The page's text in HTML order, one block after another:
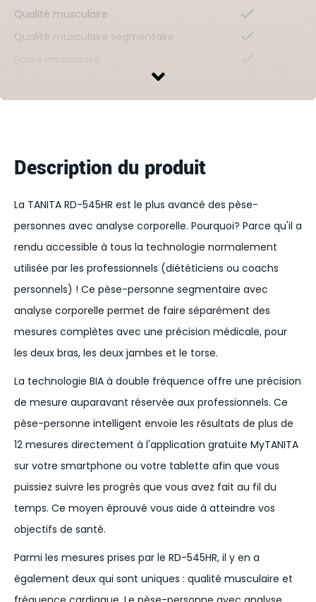
Qualité musculaire
Qualité musculaire segmentaire
Eau corporelle totale (TBW) %
Âge métabolique
Rythme cardiaque
Mesures pour les enfants
Spécifications
Couleur
Argent
Poids du produit
4kg
Capacité de poids maximale
200kg
Garantie
5 ans
Dimensions du produit
321x348x57mm
Matériel
Plastique
Langues du produit
EN, DE, FR, ES
Nombre de fréquences
100g(>100kg)
Source de courant
Description du produit
La TANITA RD-545HR est le plus avancé des pèse-
personnes avec analyse corporelle. Pourquoi? Parce qu'il a
rendu accessible à tous la technologie normalement
utilisée par les professionnels (diététiciens ou coachs
personnels) ! Ce pèse-personne segmentaire avec
analyse corporelle permet de faire séparément des
mesures complètes avec une précision médicale, pour
les deux bras, les deux jambes et le torse.
La technologie BIA à double fréquence offre une précision
de mesure auparavant réservée aux professionnels. Ce
pèse-personne intelligent envoie les résultats de plus de
12 mesures directement à l'application gratuite MyTANITA
sur votre smartphone ou votre tablette afin que vous
puissiez suivre les progrès que vous avez fait au fil du
temps. Ce moyen éprouvé vous aide à atteindre vos
objectifs de santé.
Parmi les mesures prises par le RD-545HR, il y en a
également deux qui sont uniques : qualité musculaire et